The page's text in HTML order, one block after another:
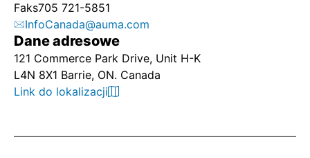
Faks705 721-5851
InfoCanada@auma.com
Dane adresowe
121 Commerce Park Drive, Unit H-K
L4N 8X1 Barrie, ON. Canada
Link do lokalizacji